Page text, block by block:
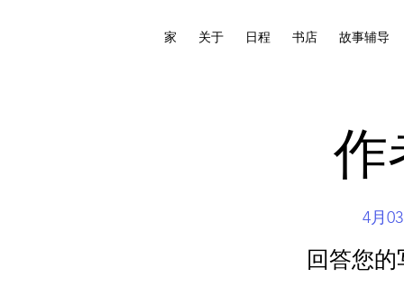
家 关于 日程 书店 故事辅导
作
4月
回答您